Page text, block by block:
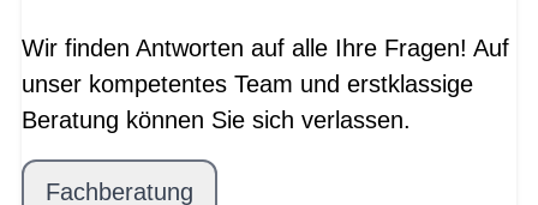
Wir finden Antworten auf alle Ihre Fragen! Auf
unser kompetentes Team und erstklassige
Beratung können Sie sich verlassen.
Fachberatung